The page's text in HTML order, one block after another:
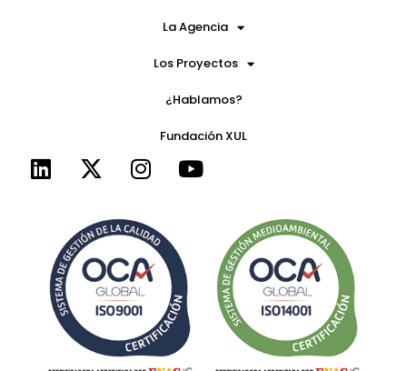
La Agencia
Los Proyectos
¿Hablamos?
Fundación XUL